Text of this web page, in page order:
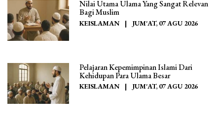
Nilai Utama Ulama Yang Sangat Relevan
Bagi Muslim
KEISLAMAN | JUM'AT, 07 AGU 2026
Pelajaran Kepemimpinan Islami Dari
Kehidupan Para Ulama Besar
KEISLAMAN | JUM'AT, 07 AGU 2026